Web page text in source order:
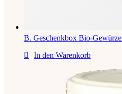
B. Geschenkbox Bio-Gewürze
In den Warenkorb